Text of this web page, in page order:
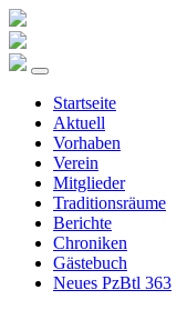
Startseite
Aktuell
Vorhaben
Verein
Mitglieder
Traditionsräume
Berichte
Chroniken
Gästebuch
Neues PzBtl 363